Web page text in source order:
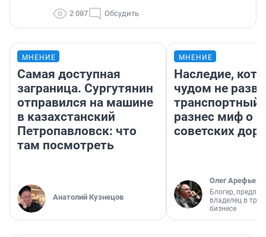
2 087 Обсудить
МНЕНИЕ
Самая доступная
заграница. Сургутянин
отправился на машине
в казахстанский
Петропавловск: что
там посмотреть
Анатолий Кузнецов
МНЕНИЕ
Наследие,
чудом не
транспортный
разнес миф о
советских
Олег Арефьев
Блогер,
владелец в
бизнесе